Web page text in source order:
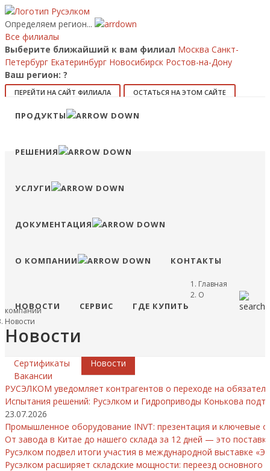
Определяем регион...
Все филиалы
Выберите ближайший к вам филиал Москва Санкт-
Петербург Екатеринбург Новосибирск Ростов-на-Дону
Ваш регион: ?
ПЕРЕЙТИ НА САЙТ ФИЛИАЛА ОСТАТЬСЯ НА ЭТОМ САЙТЕ
Позвонить
Сравнение
ПРОДУКТЫ
РЕШЕНИЯ
УСЛУГИ
ДОКУМЕНТАЦИЯ
О КОМПАНИИ КОНТАКТЫ
НОВОСТИ СЕРВИС ГДЕ КУПИТЬ
Главная
О
компании
Новости
Новости
Сертификаты
Новости
Вакансии
РУСЭЛКОМ уведомляет контрагентов о переходе на
Испытания решений: Русэлком и Гидроприводы Конькова
23.07.2026
Промышленное оборудование INVT: презентация и ключевые
От завода в Китае до нашего склада за 12 дней — это
Русэлком подвел итоги участия в международной выставке
Русэлком расширяет складские мощности: переезд основного